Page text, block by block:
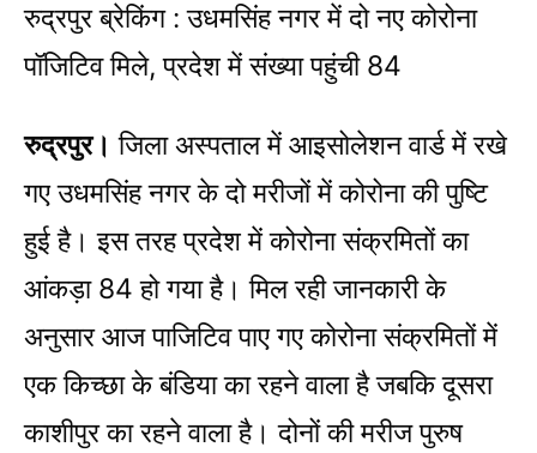
रुद्रपुर ब्रेकिंग : उधमसिंह नगर में दो नए कोरोना
पॉजिटिव मिले, प्रदेश में संख्या पहुंची 84
रुद्रपुर। जिला अस्पताल में आइसोलेशन वार्ड में रखे
गए उधमसिंह नगर के दो मरीजों में कोरोना की पुष्टि
हुई है। इस तरह प्रदेश में कोरोना संक्रमितों का
आंकड़ा 84 हो गया है। मिल रही जानकारी के
अनुसार आज पाजिटिव पाए गए कोरोना संक्रमितों में
एक किच्छा के बंडिया का रहने वाला है जबकि दूसरा
काशीपुर का रहने वाला है। दोनों की मरीज पुरुष